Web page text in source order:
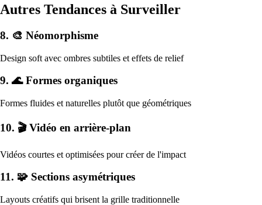
Autres Tendances à Surveiller
8. 🎨 Néomorphisme
Design soft avec ombres subtiles et effets de relief
9. 🌊 Formes organiques
Formes fluides et naturelles plutôt que géométriques
10. 🎬 Vidéo en arrière-plan
Vidéos courtes et optimisées pour créer de l'impact
11. 🧩 Sections asymétriques
Layouts créatifs qui brisent la grille traditionnelle